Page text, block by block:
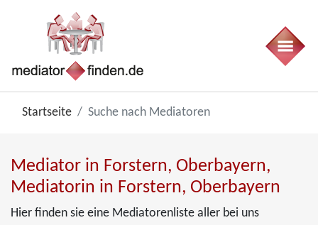
Startseite Suche nach Mediatoren
Mediator in Forstern, Oberbayern,
Mediatorin in Forstern, Oberbayern
Hier finden sie eine Mediatorenliste aller bei uns